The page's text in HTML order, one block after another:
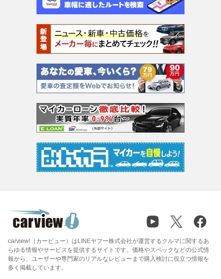
carview!（カービュー）はLINEヤフー株式会社が運営するクルマに関するあ
らゆる情報やサービスを提供するサイトです。価格やスペックなどの公式情
報から、ユーザーや専門家のリアルなレビューまで購入検討に役立つ情報を
多く掲載しています。